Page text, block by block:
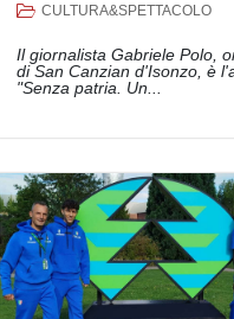
CULTURA&SPETTACOLO
Il giornalista Gabriele Polo,
di San Canzian d'Isonzo, è
"Senza patria. Un...